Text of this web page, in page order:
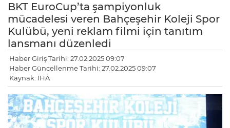
BKT EuroCup’ta şampiyonluk
mücadelesi veren Bahçeşehir Koleji Spor
Kulübü, yeni reklam filmi için tanıtım
lansmanı düzenledi
Haber Giriş Tarihi: 27.02.2025 09:07
Haber Güncellenme Tarihi: 27.02.2025 09:07
Kaynak: İHA